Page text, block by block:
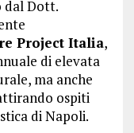
dal Dott.
Project Italia,
di elevata
ma anche
ospiti
di Napoli.